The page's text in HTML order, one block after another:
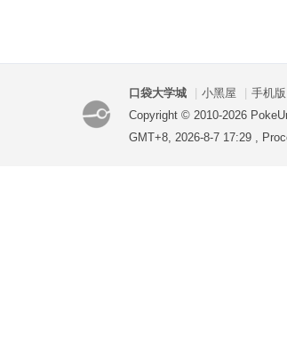
口袋大学城 小黑屋 手机版
Copyright © 2010-2026
GMT+8, 2026-8-7 17:29 ,